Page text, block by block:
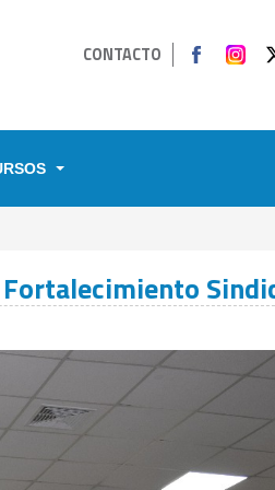
CONTACTO